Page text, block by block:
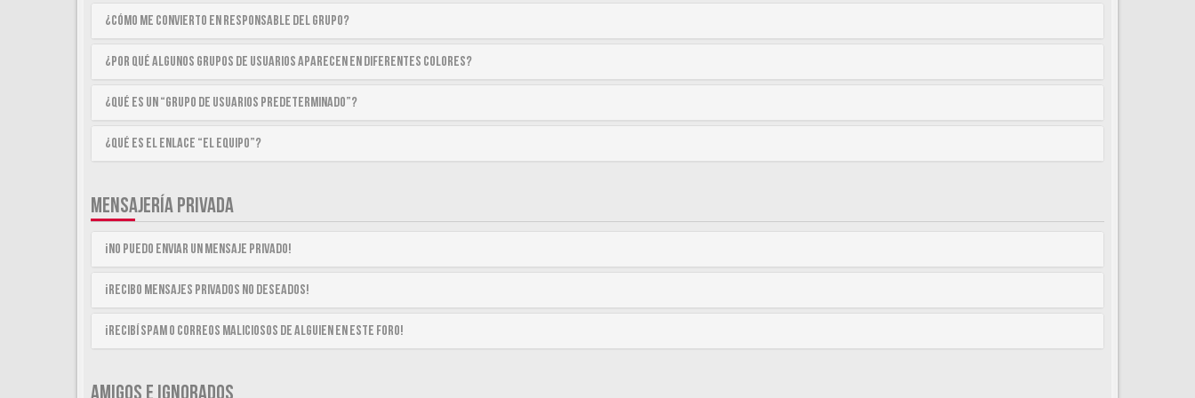
¿Cómo me convierto en Responsable del Grupo?
¿Por qué algunos Grupos de Usuarios aparecen en diferentes colores?
¿Qué es un “Grupo de Usuarios predeterminado”?
¿Qué es el enlace “El equipo”?
MENSAJERÍA PRIVADA
¡No puedo enviar un mensaje privado!
¡Recibo mensajes privados no deseados!
¡Recibí spam o correos maliciosos de alguien en este foro!